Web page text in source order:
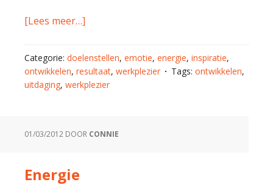
[Lees meer…]
Categorie: doelenstellen, emotie, energie, inspiratie,
ontwikkelen, resultaat, werkplezier Tags: ontwikkelen,
uitdaging, werkplezier
01/03/2012 DOOR CONNIE
Energie